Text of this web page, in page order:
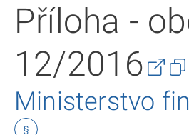
Příloha -
12/2016
Ministerstvo
§